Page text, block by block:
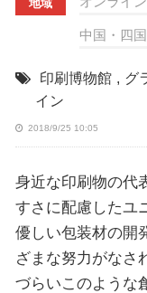
地域
中国・四国
印刷博物館 , グ
イン
2018/9/25 10:05
身近な印刷物の代
すさに配慮したユ
優しい包装材の開
ざまな努力がなさ
づらいこのような